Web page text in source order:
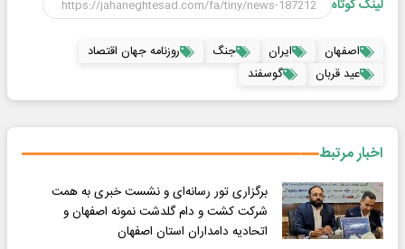
لینک کوتاه
اصفهان ایران جنگ
روزنامه جهان اقتصاد
عید قربان
گوسفند
اخبار مرتبط
برگزاری تور رسانه‌ای و نشست خبری به همت
شرکت کشت و دام گلدشت نمونه اصفهان و
اتحادیه دامداران استان اصفهان